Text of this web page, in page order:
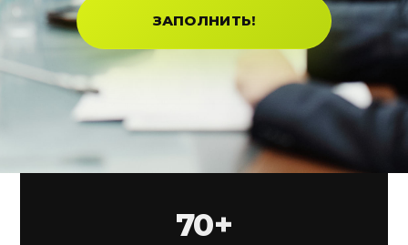
ЗАПОЛНИТЬ!
70+